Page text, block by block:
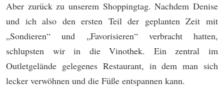
Aber zurück zu unserem Shoppingtag. Nachdem Denise
und ich also den ersten Teil der geplanten Zeit mit
„Sondieren“ und „Favorisieren“ verbracht hatten,
schlupsten wir in die Vinothek. Ein zentral im
Outletgelände gelegenes Restaurant, in dem man sich
lecker verwöhnen und die Füße entspannen kann.